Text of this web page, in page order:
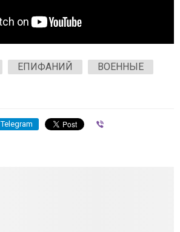
ЕПИФАНИЙ
ВОЕННЫЕ
Telegram